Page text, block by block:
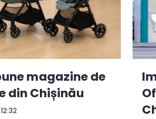
magazine de
din Chișinău